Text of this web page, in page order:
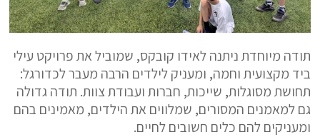
תודה מיוחדת ניתנה לאידו קובקס, שמוביל את פרויקט עילי
ביד מקצועית וחמה, ומעניק לילדים הרבה מעבר לכדורגל:
תחושת מסוגלות, שייכות, חברות ועבודת צוות. תודה גדולה
גם למאמנים המסורים, שמלווים את הילדים, מאמינים בהם
ומעניקים להם כלים חשובים לחיים.